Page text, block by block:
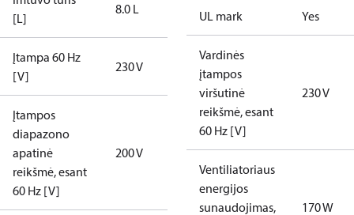
[L]
8.0 L
Įtampa 60 Hz
[V]
230 V
Įtampos
diapazono
apatinė
reikšmė, esant
60 Hz [V]
200 V
UL mark Yes
Vardinės
įtampos
viršutinė
reikšmė, esant
60 Hz [V]
230 V
Ventiliatoriaus
energijos
sunaudojimas,
170 W